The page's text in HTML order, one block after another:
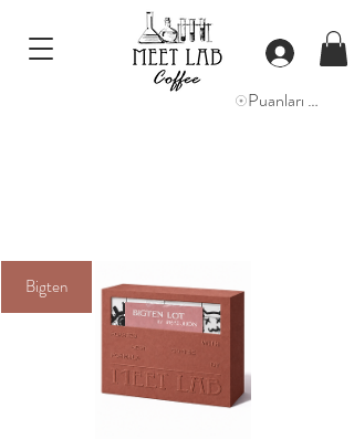
Puanları Görüntüle
Bigten